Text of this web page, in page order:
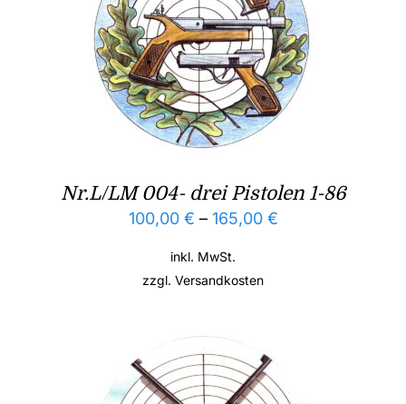
Nr.L/LM 004- drei Pistolen 1-86
100,00 € – 165,00 €
inkl. MwSt.
zzgl. Versandkosten